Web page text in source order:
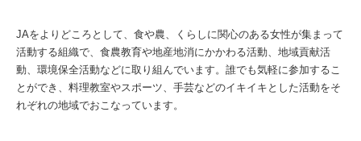
JAをよりどころとして、食や農、くらしに関心のある女性が集まって
活動する組織で、食農教育や地産地消にかかわる活動、地域貢献活
動、環境保全活動などに取り組んでいます。誰でも気軽に参加するこ
とができ、料理教室やスポーツ、手芸などのイキイキとした活動をそ
れぞれの地域でおこなっています。